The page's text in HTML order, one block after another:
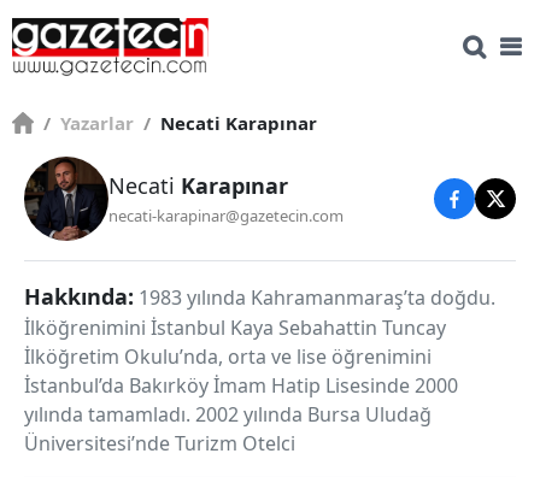
/ Yazarlar / Necati Karapınar
Necati Karapınar
necati-karapinar@gazetecin.com
Hakkında: 1983 yılında Kahramanmaraş’ta doğdu.
İlköğrenimini İstanbul Kaya Sebahattin Tuncay
İlköğretim Okulu’nda, orta ve lise öğrenimini
İstanbul’da Bakırköy İmam Hatip Lisesinde 2000
yılında tamamladı. 2002 yılında Bursa Uludağ
Üniversitesi’nde Turizm Otelci